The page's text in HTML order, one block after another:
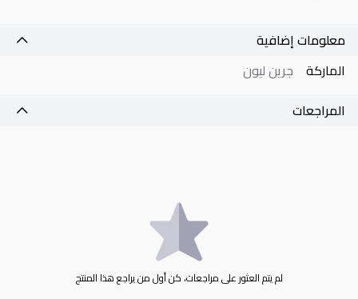
معلومات إضافية
الماركة جرين ليون
المراجعات
لم يتم العثور على مراجعات، كن أول من يراجع هذا المنتج